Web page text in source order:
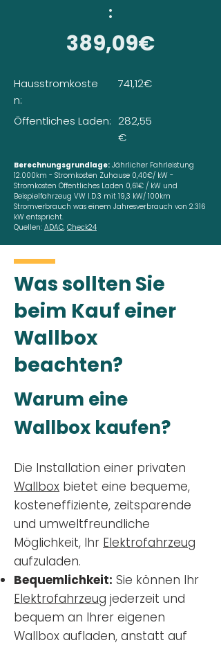
:
389,09€
Hausstromkoste
n:
Öffentliches Laden:
741,12€
282,55
€
Berechnungsgrundlage: Jährlicher Fahrleistung
12.000km - Stromkosten Zuhause 0,40€/ kW -
Stromkosten Öffentliches Laden 0,61€ / kW und
Beispielfahrzeug VW I.D.3 mit 19,3 kW/ 100km
Stromverbrauch was einem Jahresverbrauch von 2.316
kW entspricht.
Quellen: ADAC, Check24
Was sollten Sie
beim Kauf einer
Wallbox
beachten?
Warum eine
Wallbox kaufen?
Die Installation einer privaten
Wallbox bietet eine bequeme,
kosteneffiziente, zeitsparende
und umweltfreundliche
Möglichkeit, Ihr Elektrofahrzeug
aufzuladen.
Bequemlichkeit: Sie können Ihr
Elektrofahrzeug jederzeit und
bequem an Ihrer eigenen
Wallbox aufladen, anstatt auf